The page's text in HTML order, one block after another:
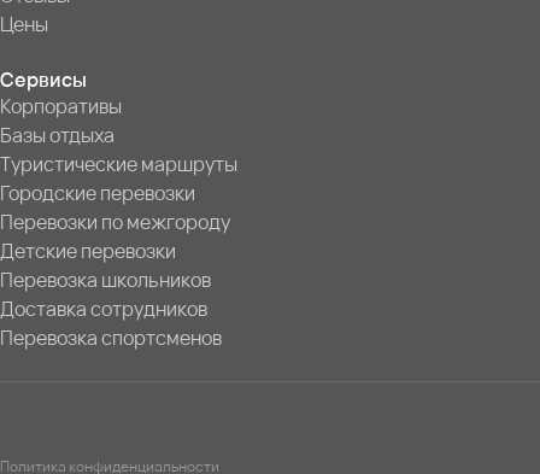
Цены
Сервисы
Корпоративы
Базы отдыха
Туристические маршруты
Городские перевозки
Перевозки по межгороду
Детские перевозки
Перевозка школьников
Доставка сотрудников
Перевозка спортсменов
Политика конфиденциальности